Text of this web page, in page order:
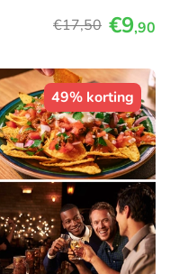
€17,50 €9,90
49% korting